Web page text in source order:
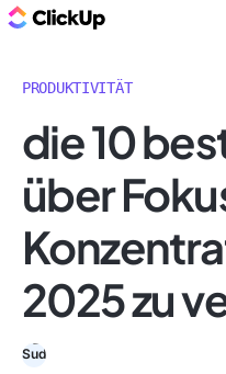
PRODUKTIVITÄT
die 10
über
2025 zu